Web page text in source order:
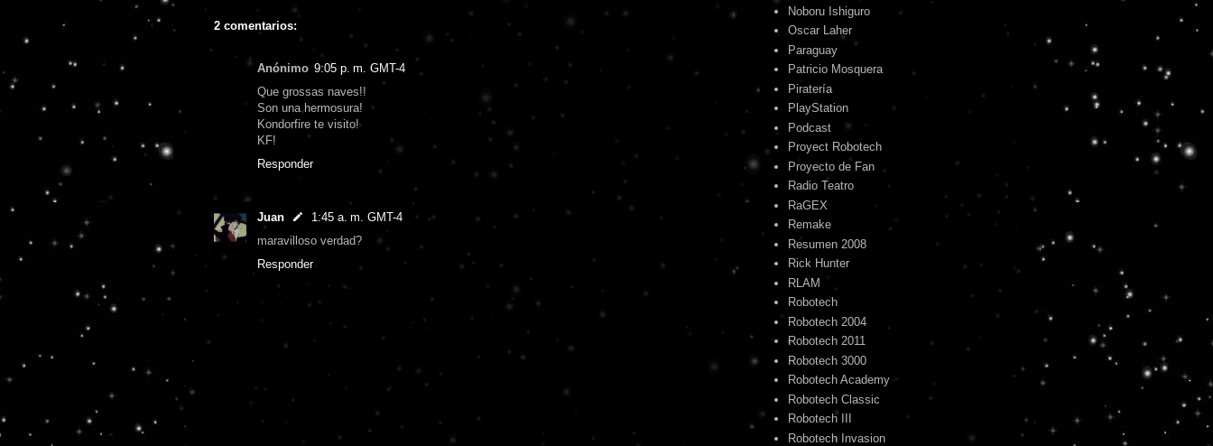
2 comentarios:
Anónimo 9:05 p. m. GMT-4
Que grossas naves!!
Son una hermosura!
Kondorfire te visito!
KF!
Responder
Juan
1:45 a. m. GMT-4
maravilloso verdad?
Responder
Noboru Ishiguro
Oscar Laher
Paraguay
Patricio Mosquera
Piratería
PlayStation
Podcast
Proyect Robotech
Proyecto de Fan
Radio Teatro
RaGEX
Remake
Resumen 2008
Rick Hunter
RLAM
Robotech
Robotech 2004
Robotech 2011
Robotech 3000
Robotech Academy
Robotech Classic
Robotech III
Robotech Invasion